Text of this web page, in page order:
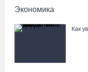
Более 35 тысяч
Экономика
Как